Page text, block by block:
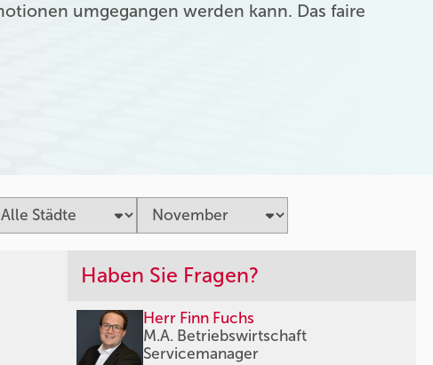
umgegangen werden kann. Das faire
Haben Sie Fragen?
Herr Finn Fuchs
M.A. Betriebswirtschaft
Servicemanager